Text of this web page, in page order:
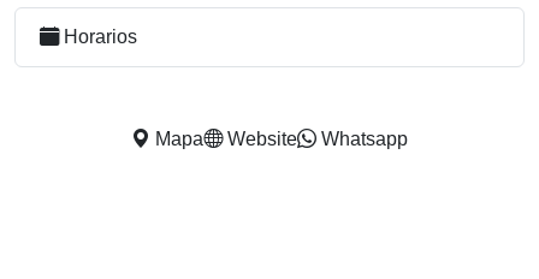
Horarios
Mapa Website Whatsapp